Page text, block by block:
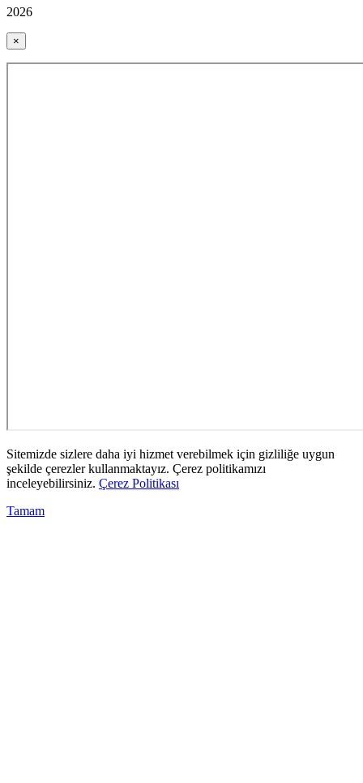
2026
×
Sitemizde sizlere daha iyi hizmet verebilmek için gizliliğe uygun
şekilde çerezler kullanmaktayız. Çerez politikamızı
inceleyebilirsiniz. Çerez Politikası
Tamam